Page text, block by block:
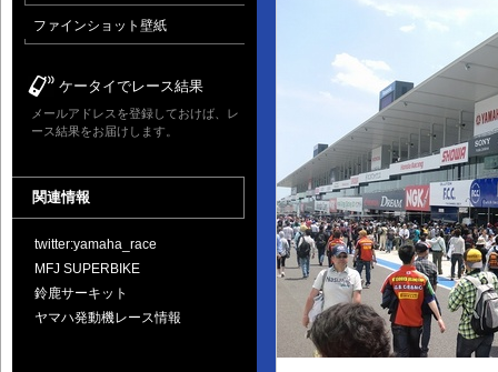
ファインショット壁紙
ケータイでレース結果
メールアドレスを登録しておけば、レ
ース結果をお届けします。
関連情報
twitter:yamaha_race
MFJ SUPERBIKE
鈴鹿サーキット
ヤマハ発動機レース情報